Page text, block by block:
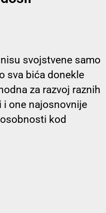
svojstvene samo
sva bića donekle
za razvoj raznih
one najosnovnije
kod